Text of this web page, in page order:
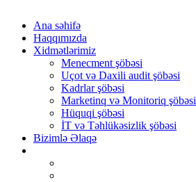
Ana səhifə
Haqqımızda
Xidmətlərimiz
Menecment şöbəsi
Uçot və Daxili audit şöbəsi
Kadrlar şöbəsi
Marketinq və Monitoriq şöbəsi
Hüquqi şöbəsi
İT və Təhlükəsizlik şöbəsi
Bizimlə Əlaqə